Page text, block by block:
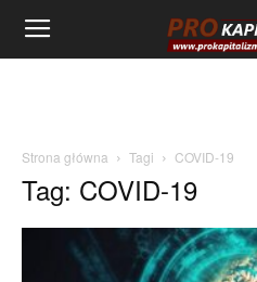
Strona główna Tagi COVID-19
Tag: COVID-19